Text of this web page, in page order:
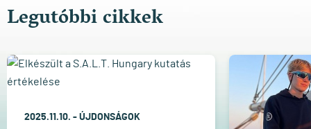
Legutóbbi cikkek
2025.11.10. - ÚJDONSÁGOK